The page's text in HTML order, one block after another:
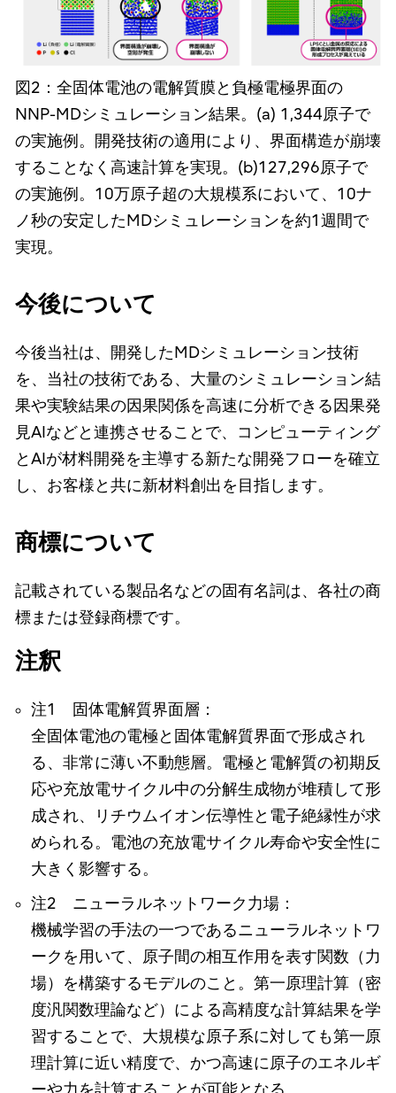
図2：全固体電池の電解質膜と負極電極界面の
NNP-MDシミュレーション結果。(a) 1,344原子で
の実施例。開発技術の適用により、界面構造が崩壊
することなく高速計算を実現。(b)127,296原子で
の実施例。10万原子超の大規模系において、10ナ
ノ秒の安定したMDシミュレーションを約1週間で
実現。
今後について
今後当社は、開発したMDシミュレーション技術
を、当社の技術である、大量のシミュレーション結
果や実験結果の因果関係を高速に分析できる因果発
見AIなどと連携させることで、コンピューティング
とAIが材料開発を主導する新たな開発フローを確立
し、お客様と共に新材料創出を目指します。
商標について
記載されている製品名などの固有名詞は、各社の商
標または登録商標です。
注釈
注1 固体電解質界面層：
全固体電池の電極と固体電解質界面で形成され
る、非常に薄い不動態層。電極と電解質の初期反
応や充放電サイクル中の分解生成物が堆積して形
成され、リチウムイオン伝導性と電子絶縁性が求
められる。電池の充放電サイクル寿命や安全性に
大きく影響する。
注2 ニューラルネットワーク力場：
機械学習の手法の一つであるニューラルネットワ
ークを用いて、原子間の相互作用を表す関数（力
場）を構築するモデルのこと。第一原理計算（密
度汎関数理論など）による高精度な計算結果を学
習することで、大規模な原子系に対しても第一原
理計算に近い精度で、かつ高速に原子のエネルギ